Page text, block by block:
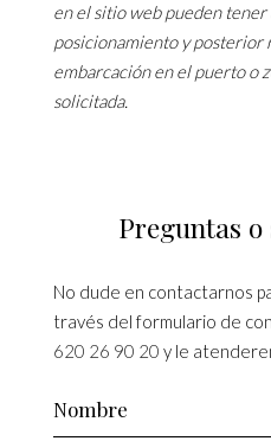
en el sitio web pueden
posicionamiento y posterior
embarcación en el puerto o
solicitada.
Preguntas
No dude en contactarnos
través del formulario de
620 26 90 20 y le